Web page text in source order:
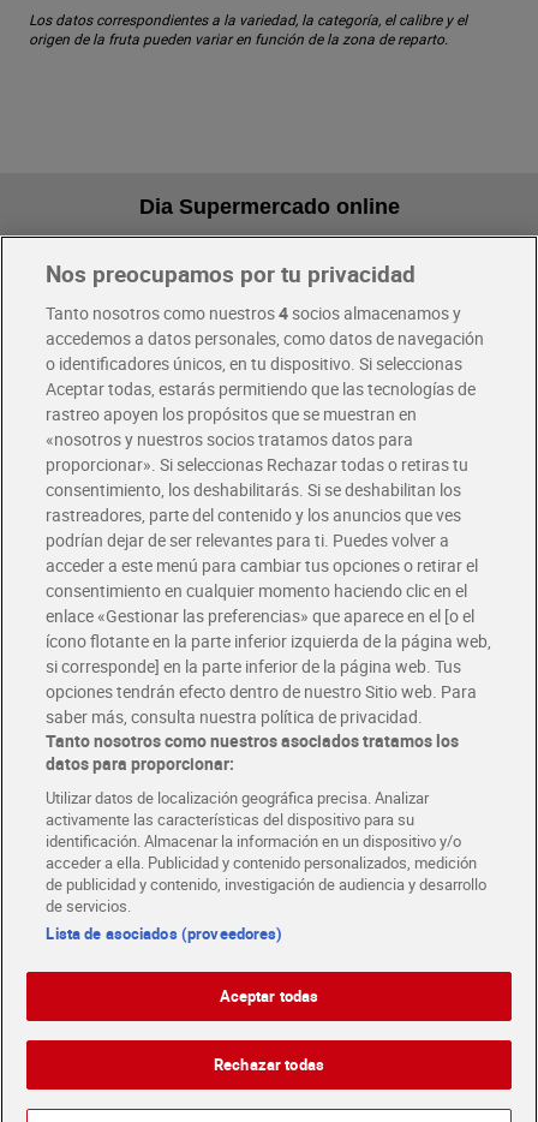
Los datos correspondientes a la variedad, la categoría, el calibre y el
origen de la fruta pueden variar en función de la zona de reparto.
Dia Supermercado online
Pide hoy, recibe hoy
Envío gratis por compras superiores a 100€
Envío estandar por 4,99€
Glovo y Uber Eats
Solicita tu factura de Glovo o Uber Eats
Únete al CLUB Dia
Disfruta las ventajas y ofertas exclusivas.
Descárgate la APP Dia
Folletos y Tiendas
Descubre las mejores ofertas y busca tu tienda más cercana
Tarjeta MaX Dia
Te devuelve hasta 8€/mes de tus compras.
¡Solicita tu tarjeta de crédito aquí!
COMER MEJOR CADA DIA
COLABORA CON DIA ABRE TU TIENDA DIA CORPORATE
EnglishPolítica de privacidad Política de cookies
Nos preocupamos por tu privacidad
Tanto nosotros como nuestros4socios almacenamos y
accedemos a datos personales, como datos de navegación
o identificadores únicos, en tu dispositivo. Si seleccionas
Aceptar todas, estarás permitiendo que las tecnologías de
rastreo apoyen los propósitos que se muestran en
«nosotros y nuestros socios tratamos datos para
proporcionar». Si seleccionas Rechazar todas o retiras tu
consentimiento, los deshabilitarás. Si se deshabilitan los
rastreadores, parte del contenido y los anuncios que ves
podrían dejar de ser relevantes para ti. Puedes volver a
acceder a este menú para cambiar tus opciones o retirar el
consentimiento en cualquier momento haciendo clic en el
enlace «Gestionar las preferencias» que aparece en el [o el
ícono flotante en la parte inferior izquierda de la página web,
si corresponde] en la parte inferior de la página web. Tus
opciones tendrán efecto dentro de nuestro Sitio web. Para
saber más, consulta nuestra política de privacidad.
Tanto nosotros como nuestros asociados tratamos los
datos para proporcionar:
Utilizar datos de localización geográfica precisa. Analizar
activamente las características del dispositivo para su
identificación. Almacenar la información en un dispositivo y/o
acceder a ella. Publicidad y contenido personalizados, medición
de publicidad y contenido, investigación de audiencia y desarrollo
de servicios.
Lista de asociados (proveedores)
Aceptar todas
Rechazar todas